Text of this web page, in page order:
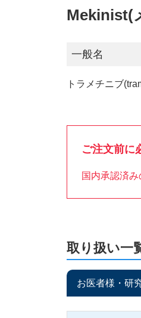
Mekinist(
一般名
トラメチニブ
ご注文前に
国内承認済
取り扱い一
お医者様・研